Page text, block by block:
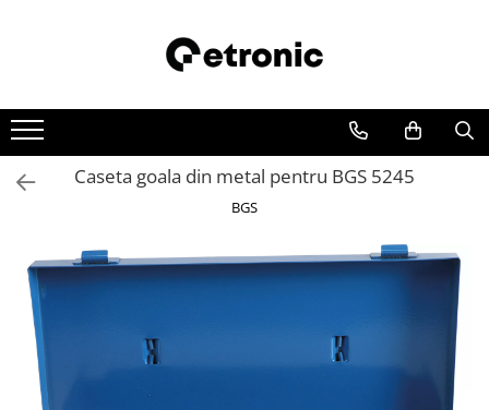
Caseta goala din metal pentru BGS 5245
BGS